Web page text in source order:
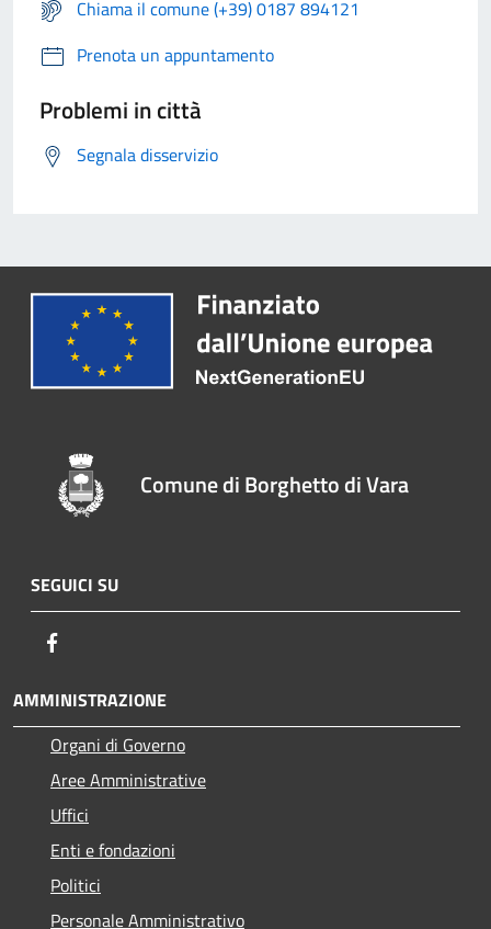
Chiama il comune (+39) 0187 894121
Prenota un appuntamento
Problemi in città
Segnala disservizio
Comune di Borghetto di Vara
SEGUICI SU
AMMINISTRAZIONE
Organi di Governo
Aree Amministrative
Uffici
Enti e fondazioni
Politici
Personale Amministrativo